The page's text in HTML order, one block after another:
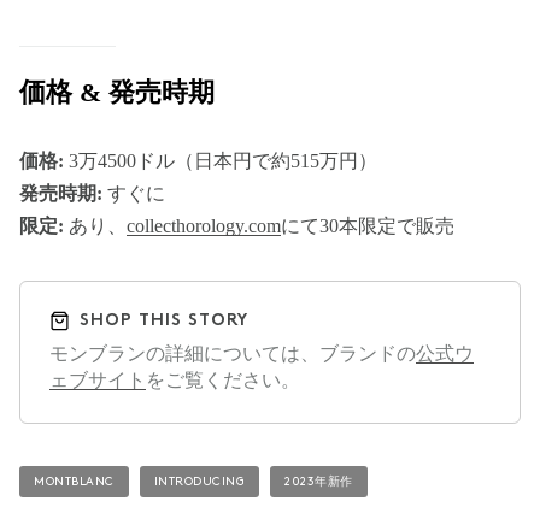
価格 & 発売時期
価格: 3万4500ドル（日本円で約515万円）
発売時期: すぐに
限定: あり、 collecthorology.comにて30本限定で販売
SHOP THIS STORY
モンブランの詳細については、ブランドの公式ウ
ェブサイト をご覧ください。
MONTBLANC INTRODUCING 2023年新作